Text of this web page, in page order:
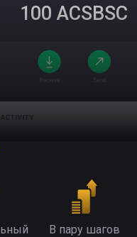
100 ACSBSC
В пару шагов